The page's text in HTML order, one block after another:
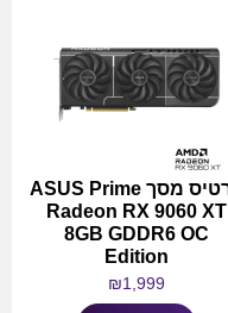
כרטיס מסך ASUS Prime
Radeon RX 9060 XT
8GB GDDR6 OC
Edition
₪1,999